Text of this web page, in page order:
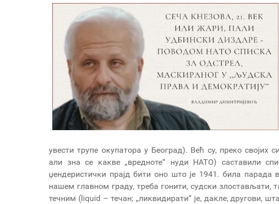
увести трупе окупатора у Београд). Већ су, преко својих
али зна се какве „вредноте“ нуди НАТО) саставили
џендеристички прајд бити оно што је 1941. била парада
нашем главном граду, треба гонити, судски
течним (liquid – течан; „ликвидирати“ је, дакле, другови,